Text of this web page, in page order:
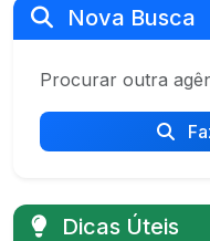
Nova Busca
Procurar outra
Dicas Úteis